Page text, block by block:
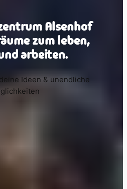
Alsenhof
zum leben,
arbeiten.
Ideen & unendliche